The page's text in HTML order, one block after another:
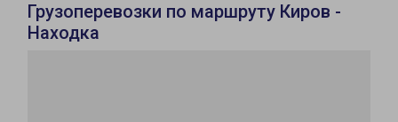
Грузоперевозки по маршруту Киров -
Находка